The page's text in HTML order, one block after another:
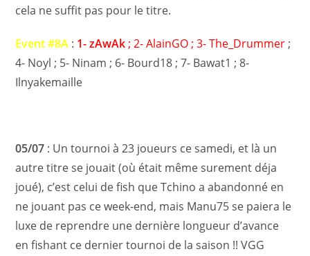
cela ne suffit pas pour le titre.
Event #8A : 1- zAwAk ; 2- AlainGO ; 3- The_Drummer ;
4- Noyl ; 5- Ninam ; 6- Bourd18 ; 7- Bawat1 ; 8-
Ilnyakemaille
05/07 : Un tournoi à 23 joueurs ce samedi, et là un
autre titre se jouait (où était même surement déja
joué), c’est celui de fish que Tchino a abandonné en
ne jouant pas ce week-end, mais Manu75 se paiera le
luxe de reprendre une dernière longueur d’avance
en fishant ce dernier tournoi de la saison !! VGG